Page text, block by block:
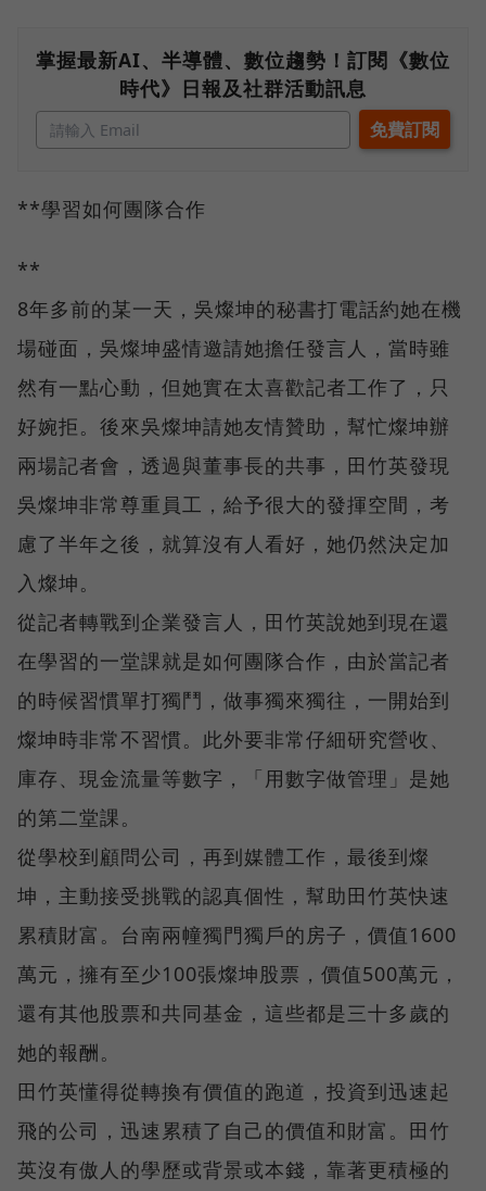
掌握最新AI、半導體、數位趨勢！訂閱《數位
時代》日報及社群活動訊息
**學習如何團隊合作
**
8年多前的某一天，吳燦坤的秘書打電話約她在機
場碰面，吳燦坤盛情邀請她擔任發言人，當時雖
然有一點心動，但她實在太喜歡記者工作了，只
好婉拒。後來吳燦坤請她友情贊助，幫忙燦坤辦
兩場記者會，透過與董事長的共事，田竹英發現
吳燦坤非常尊重員工，給予很大的發揮空間，考
慮了半年之後，就算沒有人看好，她仍然決定加
入燦坤。
從記者轉戰到企業發言人，田竹英說她到現在還
在學習的一堂課就是如何團隊合作，由於當記者
的時候習慣單打獨鬥，做事獨來獨往，一開始到
燦坤時非常不習慣。此外要非常仔細研究營收、
庫存、現金流量等數字，「用數字做管理」是她
的第二堂課。
從學校到顧問公司，再到媒體工作，最後到燦
坤，主動接受挑戰的認真個性，幫助田竹英快速
累積財富。台南兩幢獨門獨戶的房子，價值1600
萬元，擁有至少100張燦坤股票，價值500萬元，
還有其他股票和共同基金，這些都是三十多歲的
她的報酬。
田竹英懂得從轉換有價值的跑道，投資到迅速起
飛的公司，迅速累積了自己的價值和財富。田竹
英沒有傲人的學歷或背景或本錢，靠著更積極的